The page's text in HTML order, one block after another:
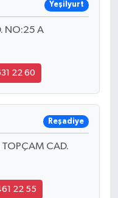
Yeşilyurt
NO:25 A
22 60
Reşadiye
CAD.
22 55